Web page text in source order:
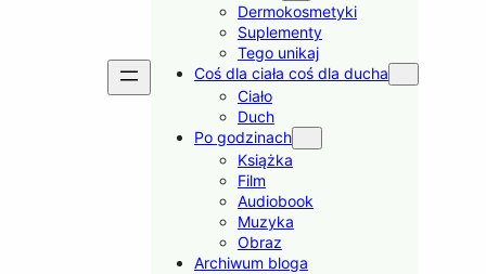
Dermokosmetyki
Suplementy
Tego unikaj
Coś dla ciała coś dla ducha
Ciało
Duch
Po godzinach
Książka
Film
Audiobook
Muzyka
Obraz
Archiwum bloga